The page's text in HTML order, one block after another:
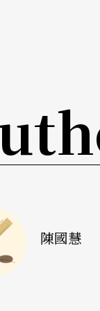
委員、音樂家
在文學範疇的
術發展局的選
會選舉（文化
，今年有由多
陳國慧